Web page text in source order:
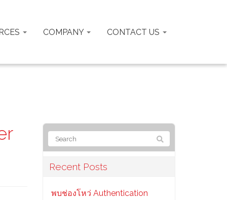
COMPANY CONTACT US
Recent Posts
พบช่องโหว่ Authentication